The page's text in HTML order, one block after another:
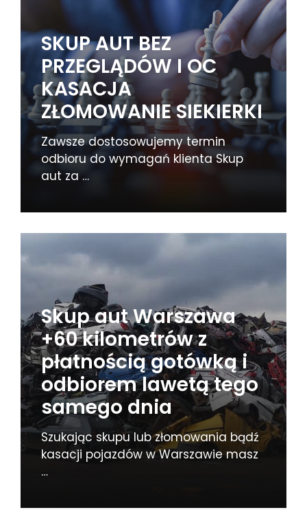
SKUP AUT BEZ
PRZEGLĄDÓW I OC
KASACJA
ZŁOMOWANIE SIEKIERKI
Zawsze dostosowujemy termin
odbioru do wymagań klienta Skup
aut za …
Skup aut Warszawa
+60 kilometrów z
płatnością gotówką i
odbiorem lawetą tego
samego dnia
Szukając skupu lub złomowania bądź
kasacji pojazdów w Warszawie masz
…